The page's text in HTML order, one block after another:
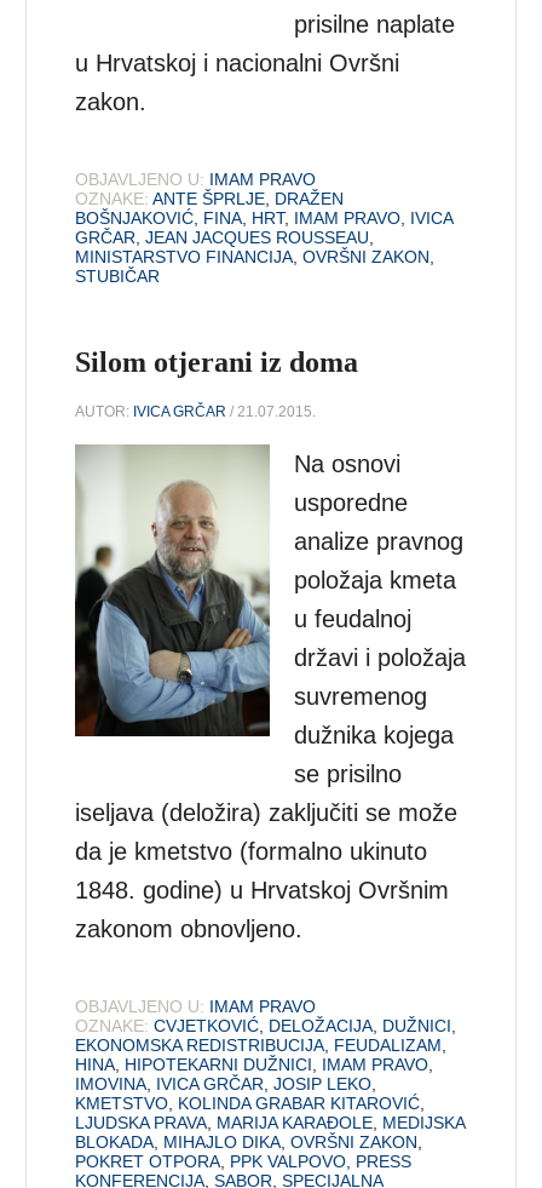
prisilne naplate
u Hrvatskoj i nacionalni Ovršni
zakon.
OBJAVLJENO U: IMAM PRAVO
OZNAKE: ANTE ŠPRLJE DRAŽEN
BOŠNJAKOVIĆ FINA HRT, IMAM PRAVO IVICA
GRČAR ,JEAN JACQUES ROUSSEAU
MINISTARSTVO FINANCIJA ,OVRŠNI ZAKON
STUBIČAR
Silom otjerani iz doma
AUTOR: IVICA GRČAR / 21.07.2015.
Na osnovi
usporedne
analize pravnog
položaja kmeta
u feudalnoj
državi i položaja
suvremenog
dužnika kojega
se prisilno
iseljava (deložira) zaključiti se može
da je kmetstvo (formalno ukinuto
1848. godine) u Hrvatskoj Ovršnim
zakonom obnovljeno.
OBJAVLJENO U: IMAM PRAVO
OZNAKE: CVJETKOVIĆ DELOŽACIJA DUŽNICI
EKONOMSKA REDISTRIBUCIJA FEUDALIZAM
HINA HIPOTEKARNI DUŽNICI IMAM PRAVO
IMOVINA IVICA GRČAR ,JOSIP LEKO
KMETSTVO KOLINDA GRABAR KITAROVIĆ
LJUDSKA PRAVA MARIJA KARAĐOLE MEDIJSKA
BLOKADA MIHAJLO DIKA ,OVRŠNI ZAKON
POKRET OTPORA PPK VALPOVO PRESS
KONFERENCIJA ,SABOR ,SPECIJALNA